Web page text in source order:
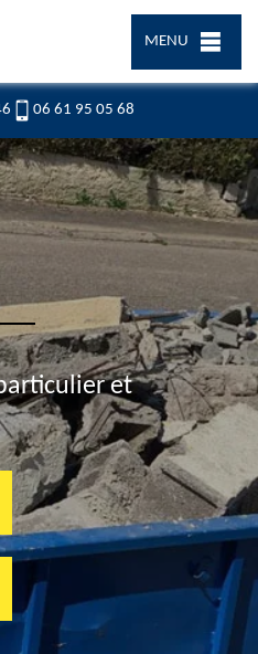
06 61 95 05 68
MENU
et